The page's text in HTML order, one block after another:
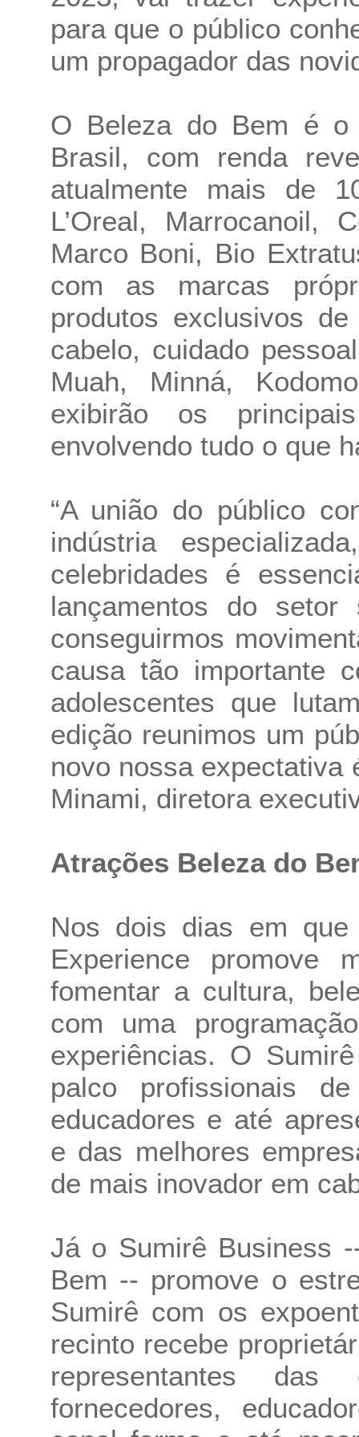
para que o público
um propagador das
O Beleza do Bem é o
Brasil, com renda
atualmente mais de
L’Oreal, Marrocanoil,
Marco Boni, Bio
com as marcas
produtos exclusivos
cabelo, cuidado
Muah, Minná,
exibirão os
envolvendo tudo o que
“A união do público
indústria
celebridades é
lançamentos do setor
conseguirmos
causa tão importante
adolescentes que
edição reunimos um
novo nossa expectativa
Minami, diretora
Atrações Beleza do
Nos dois dias em
Experience promove
fomentar a cultura,
com uma
experiências. O
palco profissionais
educadores e até
e das melhores
de mais inovador em
Já o Sumirê Business
Bem -- promove o
Sumirê com os
recinto recebe
representantes das
fornecedores,